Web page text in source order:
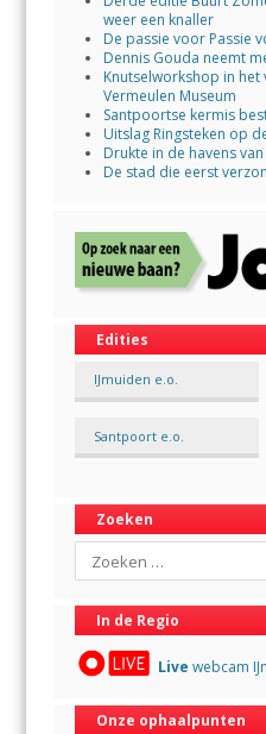
weer een knaller
De passie voor Passie
Dennis Gouda neemt
Knutselworkshop in het
Vermeulen Museum
Santpoortse kermis
Uitslag Ringsteken op
Drukte in de havens van
De stad die eerst
Edities
IJmuiden e.o.
Santpoort e.o.
Zoeken
Search
In de Regio
Live webcam
Onze ophaalpunten